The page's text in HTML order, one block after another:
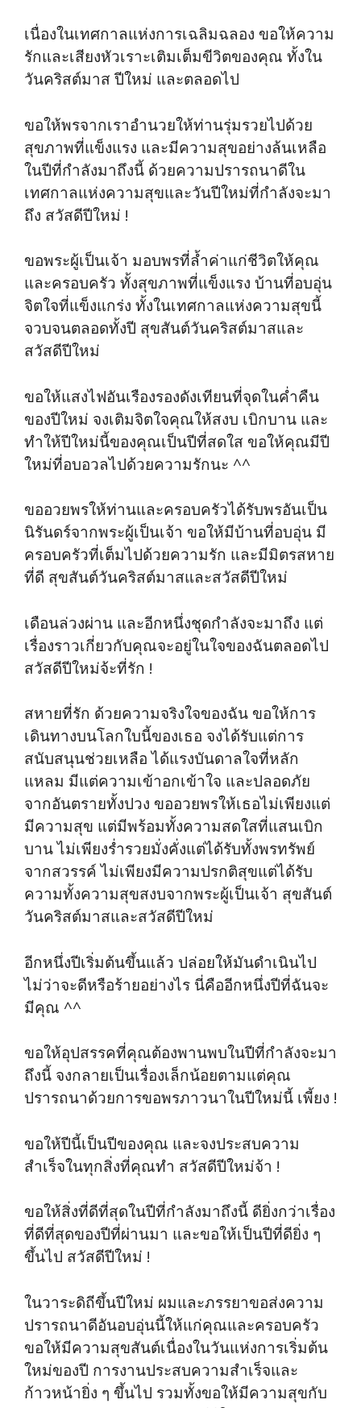
เนื่องในเทศกาลแห่งการเฉลิมฉลอง ขอให้ความ
รักและเสียงหัวเราะเติมเต็มขีวิตของคุณ ทั้งใน
วันคริสต์มาส ปีใหม่ และตลอดไป
ขอให้พรจากเราอำนวยให้ท่านรุ่มรวยไปด้วย
สุขภาพที่แข็งแรง และมีความสุขอย่างล้นเหลือ
ในปีที่กำลังมาถึงนี้ ด้วยความปรารถนาดีใน
เทศกาลแห่งความสุขและวันปีใหม่ที่กำลังจะมา
ถึง สวัสดีปีใหม่ !
ขอพระผู้เป็นเจ้า มอบพรที่ล้ำค่าแก่ชีวิตให้คุณ
และครอบครัว ทั้งสุขภาพที่แข็งแรง บ้านที่อบอุ่น
จิตใจที่แข็งแกร่ง ทั้งในเทศกาลแห่งความสุขนี้
จวบจนตลอดทั้งปี สุขสันต์วันคริสต์มาสและ
สวัสดีปีใหม่
ขอให้แสงไฟอันเรืองรองดังเทียนที่จุดในค่ำคืน
ของปีใหม่ จงเติมจิตใจคุณให้สงบ เบิกบาน และ
ทำให้ปีใหม่นี้ของคุณเป็นปีที่สดใส ขอให้คุณมีปี
ใหม่ที่อบอวลไปด้วยความรักนะ ^^
ขออวยพรให้ท่านและครอบครัวได้รับพรอันเป็น
นิรันดร์จากพระผู้เป็นเจ้า ขอให้มีบ้านที่อบอุ่น มี
ครอบครัวที่เต็มไปด้วยความรัก และมีมิตรสหาย
ที่ดี สุขสันต์วันคริสต์มาสและสวัสดีปีใหม่
เดือนล่วงผ่าน และอีกหนึ่งชุดกำลังจะมาถึง แต่
เรื่องราวเกี่ยวกับคุณจะอยู่ในใจของฉันตลอดไป
สวัสดีปีใหม่จ้ะที่รัก !
สหายที่รัก ด้วยความจริงใจของฉัน ขอให้การ
เดินทางบนโลกใบนี้ของเธอ จงได้รับแต่การ
สนับสนุนช่วยเหลือ ได้แรงบันดาลใจที่หลัก
แหลม มีแต่ความเข้าอกเข้าใจ และปลอดภัย
จากอันตรายทั้งปวง ขออวยพรให้เธอไม่เพียงแต่
มีความสุข แต่มีพร้อมทั้งความสดใสที่แสนเบิก
บาน ไม่เพียงร่ำรวยมั่งคั่งแต่ได้รับทั้งพรทรัพย์
จากสวรรค์ ไม่เพียงมีความปรกติสุขแต่ได้รับ
ความทั้งความสุขสงบจากพระผู้เป็นเจ้า สุขสันต์
วันคริสต์มาสและสวัสดีปีใหม่
อีกหนึ่งปีเริ่มต้นขึ้นแล้ว ปล่อยให้มันดำเนินไป
ไม่ว่าจะดีหรือร้ายอย่างไร นี่คืออีกหนึ่งปีที่ฉันจะ
มีคุณ ^^
ขอให้อุปสรรคที่คุณต้องพานพบในปีที่กำลังจะมา
ถึงนี้ จงกลายเป็นเรื่องเล็กน้อยตามแต่คุณ
ปรารถนาด้วยการขอพรภาวนาในปีใหม่นี้ เพี้ยง !
ขอให้ปีนี้เป็นปีของคุณ และจงประสบความ
สำเร็จในทุกสิ่งที่คุณทำ สวัสดีปีใหม่จ้า !
ขอให้สิ่งที่ดีที่สุดในปีที่กำลังมาถึงนี้ ดียิ่งกว่าเรื่อง
ที่ดีที่สุดของปีที่ผ่านมา และขอให้เป็นปีที่ดียิ่ง ๆ
ขึ้นไป สวัสดีปีใหม่ !
ในวาระดิถีขึ้นปีใหม่ ผมและภรรยาขอส่งความ
ปรารถนาดีอันอบอุ่นนี้ให้แก่คุณและครอบครัว
ขอให้มีความสุขสันต์เนื่องในวันแห่งการเริ่มต้น
ใหม่ของปี การงานประสบความสำเร็จและ
ก้าวหน้ายิ่ง ๆ ขึ้นไป รวมทั้งขอให้มีความสุขกับ